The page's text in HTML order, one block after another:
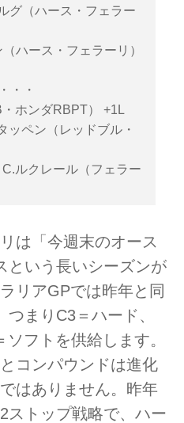
グ（ハース・フェラー
ハース・フェラーリ）
・・
ホンダRBPT） +1L
ッペン（レッドブル・
ルクレール（フェラー
は「今週末のオース
という長いシーズンが
リアGPでは昨年と同
まりC3＝ハード、
フトを供給します。
コンパウンドは進化
はありません。昨年
ストップ戦略で、ハー